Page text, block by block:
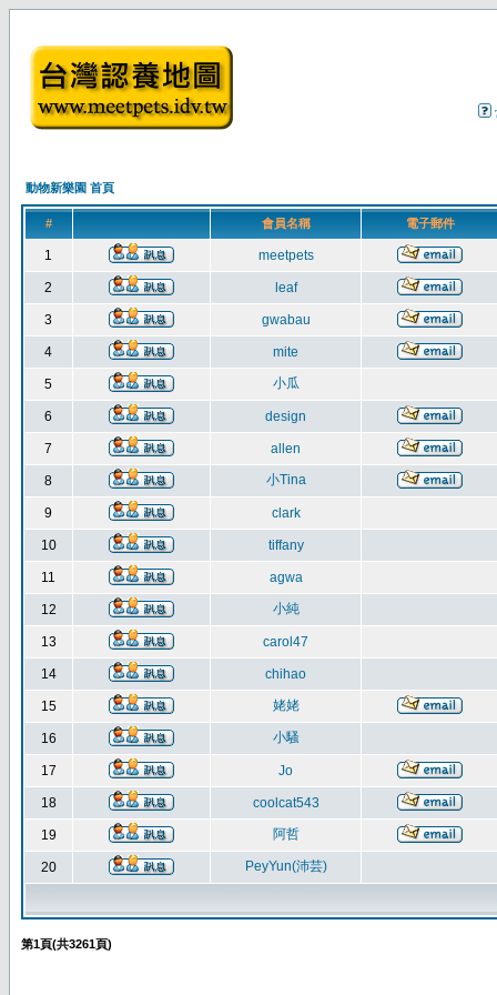
動物新樂園 首頁
# 會員名稱 電子郵件
1 meetpets
2 leaf
3 gwabau
4 mite
5 小瓜
6 design
7 allen
8 小Tina
9 clark
10 tiffany
11 agwa
12 小純
13 carol47
14 chihao
15 姥姥
16 小騷
17 Jo
18 coolcat543
19 阿哲
20 PeyYun(沛芸)
第1頁(共3261頁)